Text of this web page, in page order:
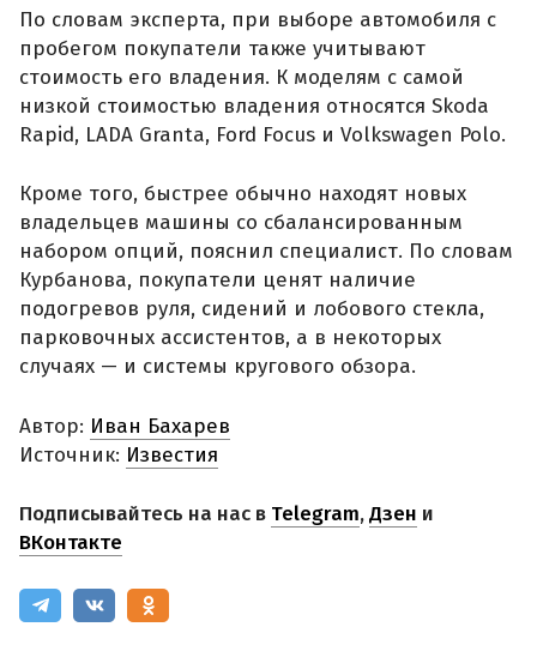
По словам эксперта, при выборе автомобиля с
пробегом покупатели также учитывают
стоимость его владения. К моделям с самой
низкой стоимостью владения относятся Skoda
Rapid, LADA Granta, Ford Focus и Volkswagen Polo.
Кроме того, быстрее обычно находят новых
владельцев машины со сбалансированным
набором опций, пояснил специалист. По словам
Курбанова, покупатели ценят наличие
подогревов руля, сидений и лобового стекла,
парковочных ассистентов, а в некоторых
случаях — и системы кругового обзора.
Автор: Иван Бахарев
Источник: Известия
Подписывайтесь на нас в Telegram,Дзен и
ВКонтакте